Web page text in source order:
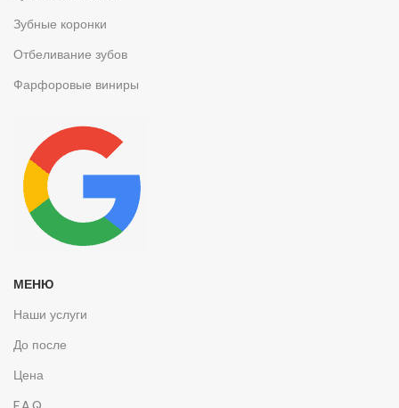
Зубные коронки
Отбеливание зубов
Фарфоровые виниры
МЕНЮ
Наши услуги
До после
Цена